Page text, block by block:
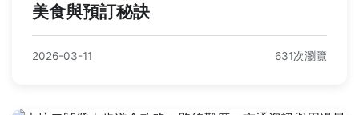
美食與預訂秘訣
2026-03-11 631次瀏覽